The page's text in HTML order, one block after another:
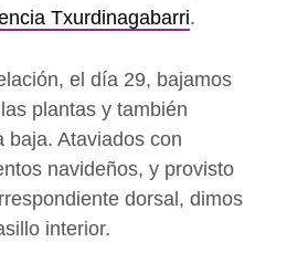
Txurdinagabarri.
el día 29, bajamos
plantas y también
baja. Ataviados con
navideños, y provisto
dorsal, dimos
interior.